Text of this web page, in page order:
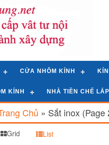
CỬA NHÔM KÍNH
KÍNH NHÀ TIỀN CHẾ
Chủ » Sắt inox(Page
Grid List